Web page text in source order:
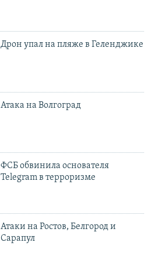
Дрон упал на пляже в Геленджике
Атака на Волгоград
ФСБ обвинила основателя
Telegram в терроризме
Атаки на Ростов, Белгород и
Сарапул